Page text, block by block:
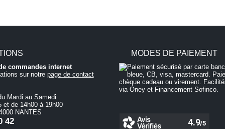
commandes internet
sur notre page de contact
Mardi au Samedi
et de 14h00 à 19h00
NANTES
42
MODES DE PAIEMENT